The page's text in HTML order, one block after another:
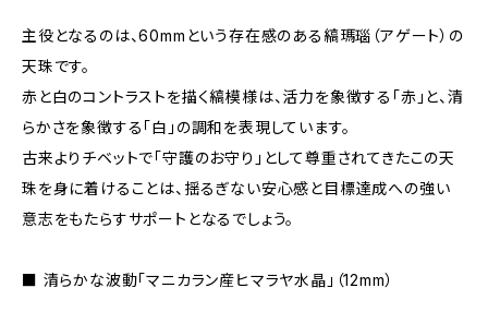
主役となるのは、60mmという存在感のある縞瑪瑙（アゲート）の
天珠です。
赤と白のコントラストを描く縞模様は、活力を象徴する「赤」と、清
らかさを象徴する「白」の調和を表現しています。
古来よりチベットで「守護のお守り」として尊重されてきたこの天
珠を身に着けることは、揺るぎない安心感と目標達成への強い
意志をもたらすサポートとなるでしょう。
■ 清らかな波動「マニカラン産ヒマラヤ水晶」（12mm）